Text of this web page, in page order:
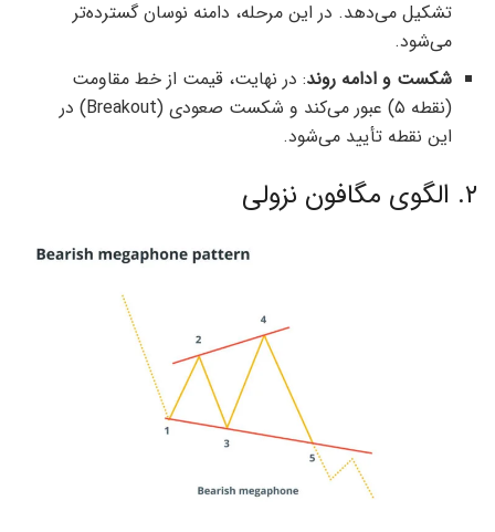
تشکیل می‌دهد. در این مرحله، دامنه نوسان گسترده‌تر
می‌شود.
شکست و ادامه روند: در نهایت، قیمت از خط مقاومت
(نقطه ۵) عبور می‌کند و شکست صعودی (Breakout) در
این نقطه تأیید می‌شود.
۲. الگوی مگافون نزولی